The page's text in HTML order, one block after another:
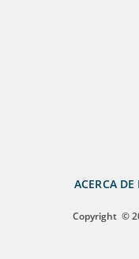
ACERCA DE
Copyright ©